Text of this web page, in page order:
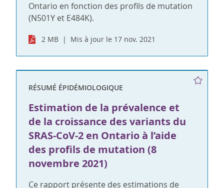
Ontario en fonction des profils de mutation
(N501Y et E484K).
2 MB Mis à jour le 17 nov. 2021
RÉSUMÉ ÉPIDÉMIOLOGIQUE
Estimation de la prévalence et
de la croissance des variants du
SRAS-CoV-2 en Ontario à l’aide
des profils de mutation (8
novembre 2021)
Ce rapport présente des estimations de